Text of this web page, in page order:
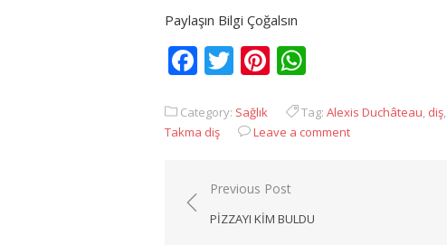
Paylaşın Bilgi Çoğalsın
Facebook
TwitterPinterest
Category: Sağlık Tag: Alexis Duchâteau, diş,
Takma diş
Leave a comment
Yazı
gezinmesi
Previous Post
PIZZAYI KIM BULDU